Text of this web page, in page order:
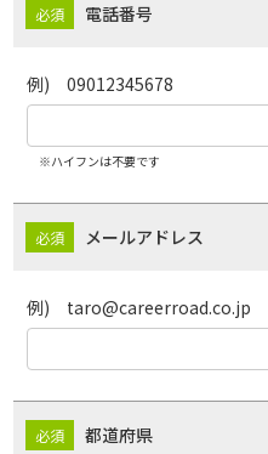
電話番号
例) 09012345678
※ハイフンは不要です
メールアドレス
例) taro@careerroad.co.jp
都道府県